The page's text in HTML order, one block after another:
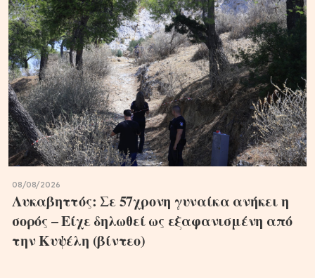
08/08/2026
Λυκαβηττός: Σε 57χρονη γυναίκα ανήκει η
σορός – Είχε δηλωθεί ως εξαφανισμένη από
την Κυψέλη (βίντεο)